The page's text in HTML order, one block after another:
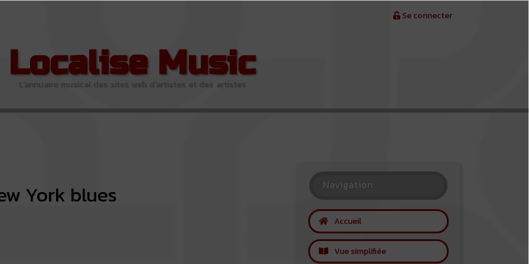
Se connecter
Localise Music
L'annuaire musical des sites web d'artistes et des artistes
York blues Navigation
Accueil
Vue simplifiée